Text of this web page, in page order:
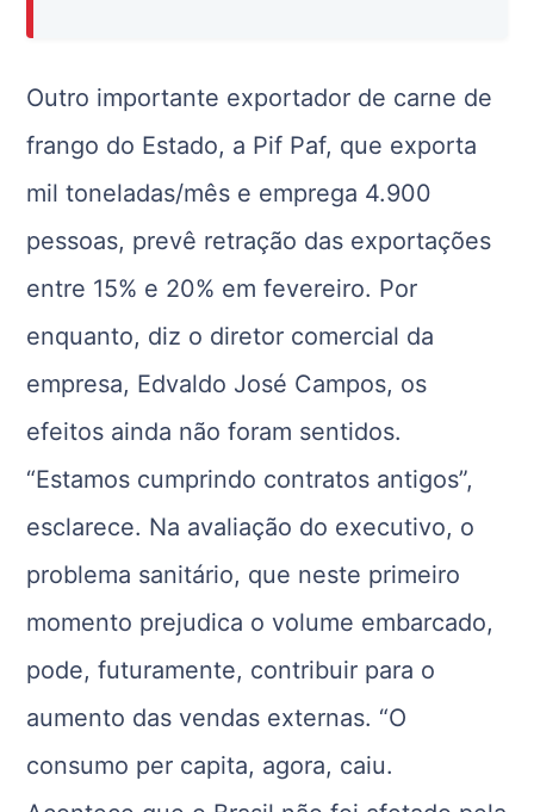
Outro importante exportador de carne de
frango do Estado, a Pif Paf, que exporta
mil toneladas/mês e emprega 4.900
pessoas, prevê retração das exportações
entre 15% e 20% em fevereiro. Por
enquanto, diz o diretor comercial da
empresa, Edvaldo José Campos, os
efeitos ainda não foram sentidos.
“Estamos cumprindo contratos antigos”,
esclarece. Na avaliação do executivo, o
problema sanitário, que neste primeiro
momento prejudica o volume embarcado,
pode, futuramente, contribuir para o
aumento das vendas externas. “O
consumo per capita, agora, caiu.